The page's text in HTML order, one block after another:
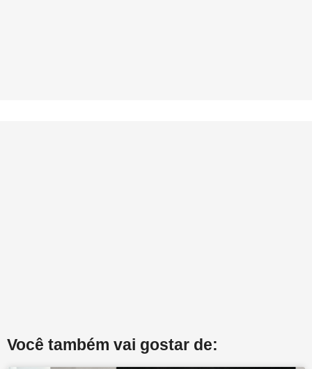
Você também vai gostar de: